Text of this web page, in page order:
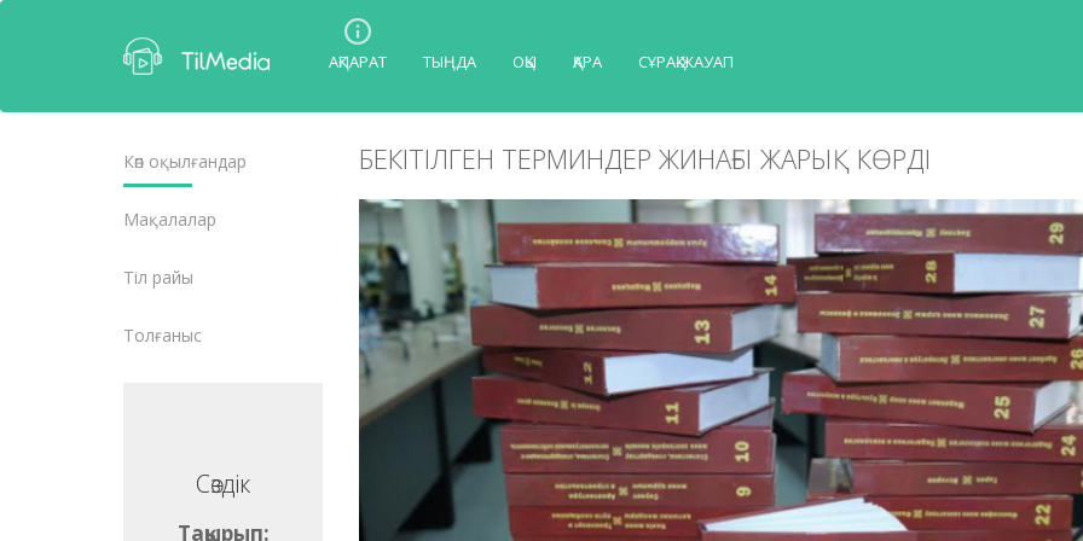
АҚПАРАТ ТЫҢДА ОҚЫ ҚАРА СҰРАҚ-ЖАУАП
Көп оқылғандар
Мақалалар
Тіл райы
Толғаныс
Сөздік
Тақырып:
БЕКІТІЛГЕН ТЕРМИНДЕР ЖИНАҒЫ ЖАРЫҚ КӨРДІ